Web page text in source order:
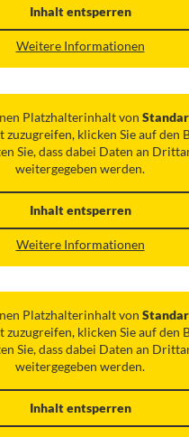
Inhalt entsperren
Weitere Informationen
Platzhalterinhalt von
zuzugreifen, klicken Sie auf den
Sie, dass dabei Daten an
weitergegeben werden.
Inhalt entsperren
Weitere Informationen
Platzhalterinhalt von
zuzugreifen, klicken Sie auf den
Sie, dass dabei Daten an
weitergegeben werden.
Inhalt entsperren